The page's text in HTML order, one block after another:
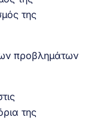
της
προβλημάτων
της